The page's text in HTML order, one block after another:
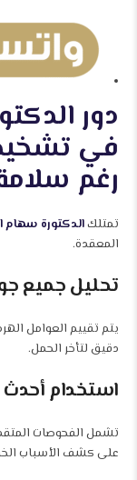
دور
في
رغم
تمتلكالدكتورة سهام
المعقدة.
تحليل جميع
يتم تقييم العوامل
دقيق لتأخر الحمل.
استخدام
تشمل الفحوصات
على كشف الأسباب